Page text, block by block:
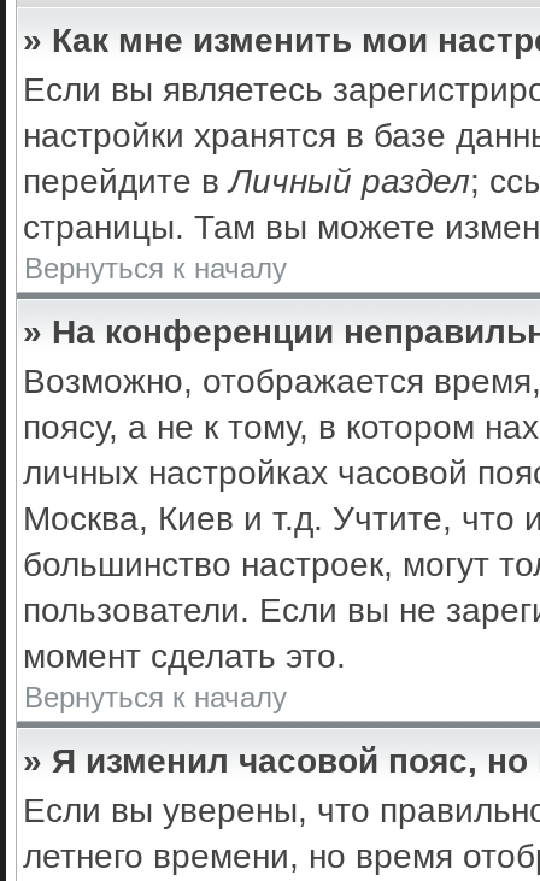
» Как мне изменить мои
Если вы являетесь
настройки хранятся в базе
перейдите вЛичный раздел;
страницы. Там вы можете
Вернуться к началу
» На конференции
Возможно, отображается
поясу, а не к тому, в котором
личных настройках часовой
Москва, Киев и т.д. Учтите, что
большинство настроек, могут
пользователи. Если вы не
момент сделать это.
Вернуться к началу
» Я изменил часовой пояс,
Если вы уверены, что
летнего времени, но время